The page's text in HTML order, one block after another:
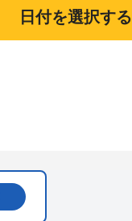
日付を選択する